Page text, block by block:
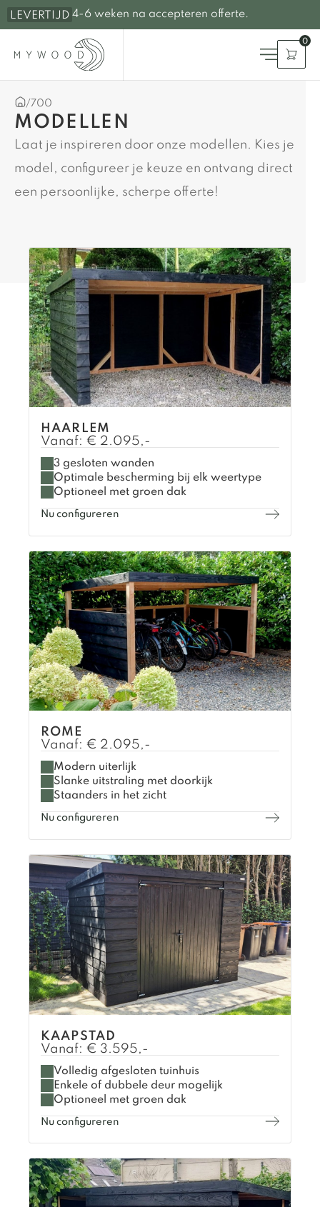
LEVERTIJD 4-6 weken na accepteren offerte.
0
/700
MODELLEN
Laat je inspireren door onze modellen. Kies je
model, configureer je keuze en ontvang direct
een persoonlijke, scherpe offerte!
HAARLEM
Vanaf: € 2.095,-
3 gesloten wanden
Optimale bescherming bij elk weertype
Optioneel met groen dak
Nu configureren
ROME
Vanaf: € 2.095,-
Modern uiterlijk
Slanke uitstraling met doorkijk
Staanders in het zicht
Nu configureren
KAAPSTAD
Vanaf: € 3.595,-
Volledig afgesloten tuinhuis
Enkele of dubbele deur mogelijk
Optioneel met groen dak
Nu configureren